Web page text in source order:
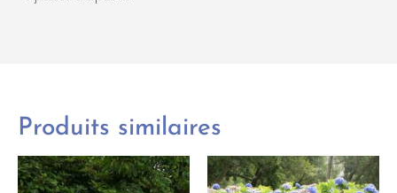
Produits similaires